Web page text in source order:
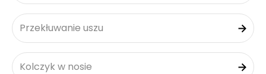
Przekłuwanie uszu
Kolczyk w nosie